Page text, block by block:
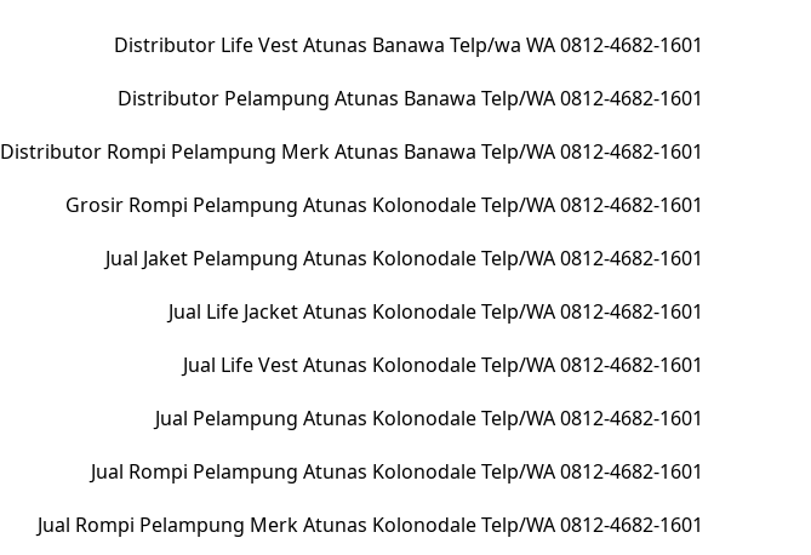
Distributor Life Vest Atunas Banawa Telp/wa WA 0812-4682-1601
Distributor Pelampung Atunas Banawa Telp/WA 0812-4682-1601
Distributor Rompi Pelampung Merk Atunas Banawa Telp/WA 0812-4682-1601
Grosir Rompi Pelampung Atunas Kolonodale Telp/WA 0812-4682-1601
Jual Jaket Pelampung Atunas Kolonodale Telp/WA 0812-4682-1601
Jual Life Jacket Atunas Kolonodale Telp/WA 0812-4682-1601
Jual Life Vest Atunas Kolonodale Telp/WA 0812-4682-1601
Jual Pelampung Atunas Kolonodale Telp/WA 0812-4682-1601
Jual Rompi Pelampung Atunas Kolonodale Telp/WA 0812-4682-1601
Jual Rompi Pelampung Merk Atunas Kolonodale Telp/WA 0812-4682-1601